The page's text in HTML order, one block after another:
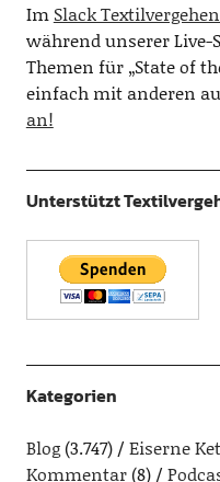
Im Slack
während unserer Live-
Themen für „State of
einfach mit anderen
an!
Unterstützt
Kategorien
Blog(3.747) Eiserne
Kommentar(8)